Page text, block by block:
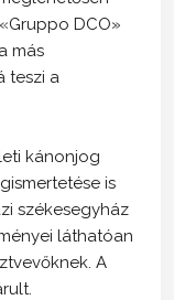
DCO»
más
teszi a
kánonjog
is
székesegyház
láthatóan
A